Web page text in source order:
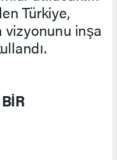
Türkiye,
vizyonunu inşa